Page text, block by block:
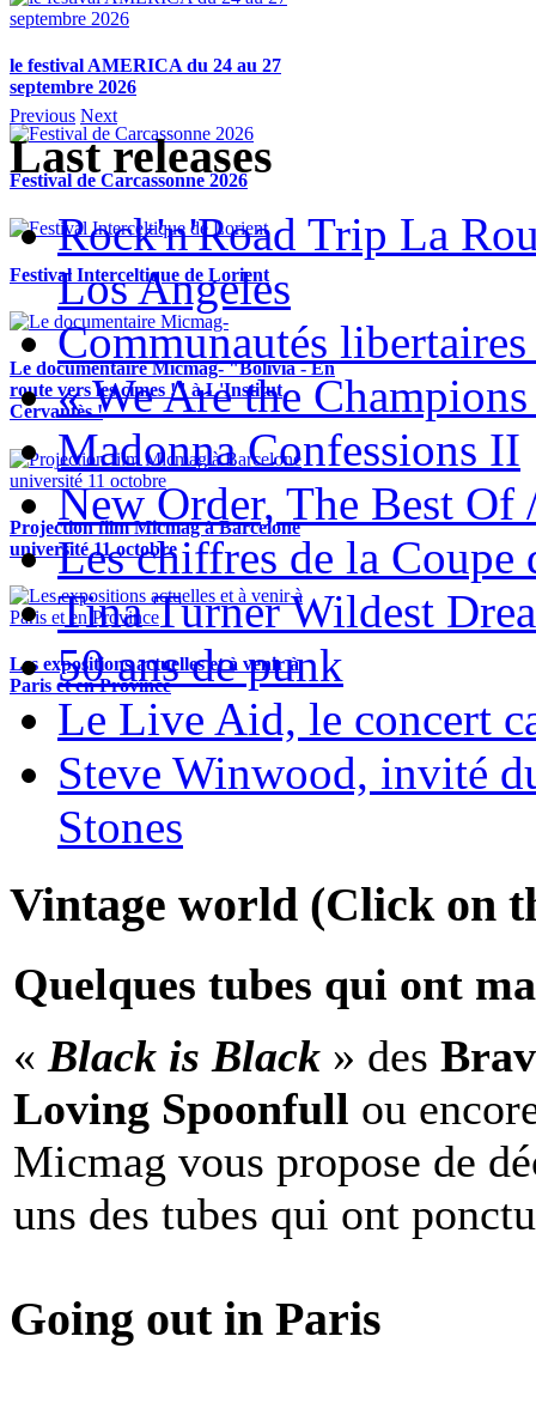
le festival AMERICA du 24 au 27
septembre 2026
Festival de Carcassonne 2026
Festival Interceltique de Lorient
Le documentaire Micmag- "Bolivia - En
route vers les cimes !" à L'Institut
Cervantès !
Projection film Micmag à Barcelone
université 11 octobre
Les expositions actuelles et à venir à
Paris et en Province
Previous Next
Last releases
Rock'n'Road Trip La
Los Angeles
Communautés libertaires
« We Are the
Madonna Confessions II
New Order, The Best Of
Les chiffres de la Coupe
Tina Turner Wildest
50 ans de punk
Le Live Aid, le concert
Steve Winwood, invité
Stones
Vintage world (Click on
Quelques tubes qui ont
« Black is Black » des
Loving Spoonfull ou
Micmag vous propose de
uns des tubes qui ont
Going out in Paris